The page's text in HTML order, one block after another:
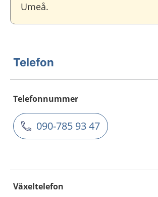
Umeå.
Telefon
Telefonnummer
090-785 93 47
Växeltelefon